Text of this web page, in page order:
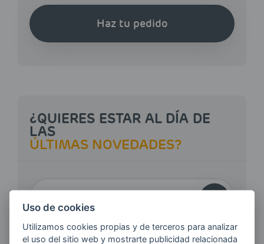
Haz tu pedido
¿QUIERES ESTAR AL DÍA DE
LAS
ÚLTIMAS NOVEDADES?
Quiero recibir las últimas novedades de AVIA
Uso de cookies
Utilizamos cookies propias y de terceros para analizar
el uso del sitio web y mostrarte publicidad relacionada